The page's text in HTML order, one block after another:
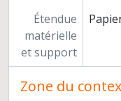
Étendue
matérielle
et support
Zone du